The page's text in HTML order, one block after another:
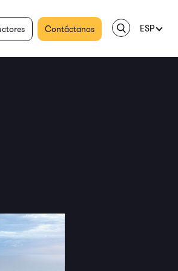
Contáctanos ESP